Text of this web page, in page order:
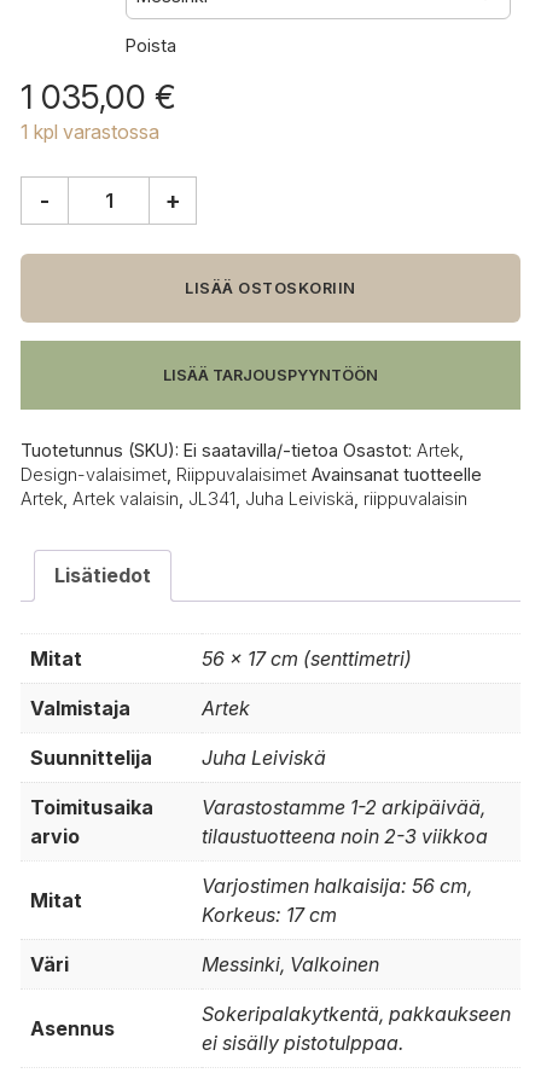
Poista
1 035,00 €
1 kpl varastossa
riippuvalaisin
- +
LISÄÄ OSTOSKORIIN
LISÄÄ TARJOUSPYYNTÖÖN
Tuotetunnus (SKU): Ei saatavilla/-tietoa Osastot: Artek
Design-valaisimet Riippuvalaisimet Avainsanat tuotteelle
Artek Artek valaisin JL341 Juha Leiviskä riippuvalaisin
Lisätiedot
Mitat 56 × 17 cm (senttimetri)
Valmistaja Artek
Suunnittelija Juha Leiviskä
Toimitusaika
arvio
Varastostamme 1-2 arkipäivää,
tilaustuotteena noin 2-3 viikkoa
Mitat
Varjostimen halkaisija: 56 cm,
Korkeus: 17 cm
Väri Messinki, Valkoinen
Asennus
Sokeripalakytkentä, pakkaukseen
ei sisälly pistotulppaa.